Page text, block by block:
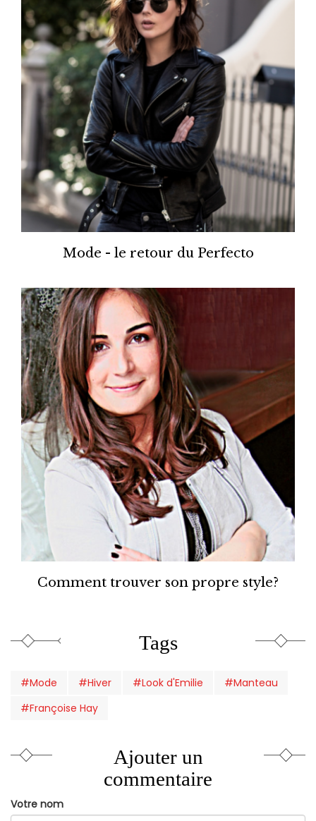
Mode - le retour du Perfecto
Comment trouver son propre style?
Tags
#Mode #Hiver #Look d'Emilie
#Manteau
#Françoise Hay
Ajouter un
commentaire
Votre nom